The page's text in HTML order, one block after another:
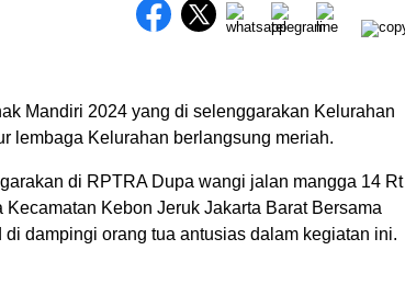
Mandiri 2024 yang di selenggarakan Kelurahan
lembaga Kelurahan berlangsung meriah.
di RPTRA Dupa wangi jalan mangga 14 Rt
Kebon Jeruk Jakarta Barat Bersama
di dampingi orang tua antusias dalam kegiatan ini.